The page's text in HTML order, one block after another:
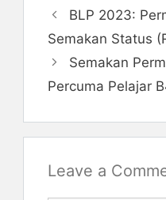
BLP 2023:
Semakan Status
Semakan
Percuma Pelajar
Leave a